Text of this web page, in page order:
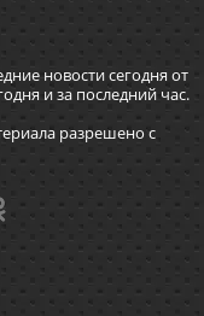
новости сегодня от
и за последний час.
разрешено с